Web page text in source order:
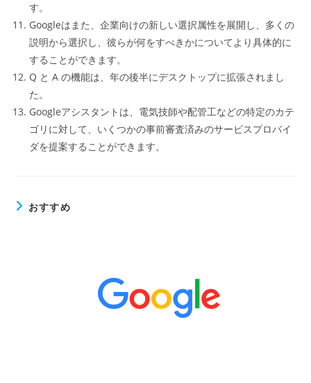
す。
Googleはまた、企業向けの新しい選択属性を展開し、多くの
説明から選択し、彼らが何をすべきかについてより具体的に
することができます。
Q と A の機能は、年の後半にデスクトップに拡張されまし
た。
Googleアシスタントは、電気技師や配管工などの特定のカテ
ゴリに対して、いくつかの事前審査済みのサービスプロバイ
ダを提案することができます。
おすすめ